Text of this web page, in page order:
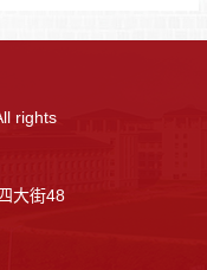
rights
大街48